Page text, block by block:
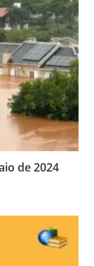
de 2024